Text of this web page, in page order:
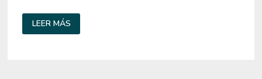
QUÉ
VER
EN
LEER MÁS